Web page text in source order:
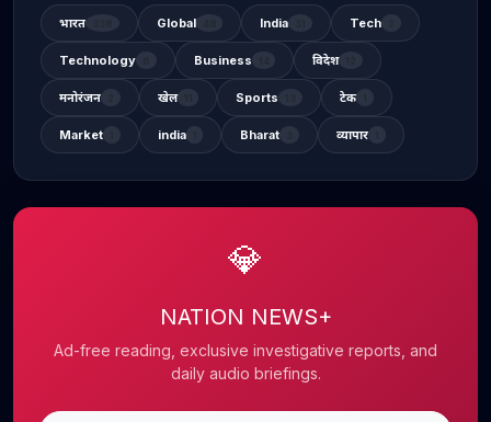
भारत Global India Tech
Technology Business विदेश
मनोरंजन खेल Sports टेक
Market india Bharat व्यापार
💎
NATION NEWS+
Ad-free reading, exclusive investigative reports, and
daily audio briefings.